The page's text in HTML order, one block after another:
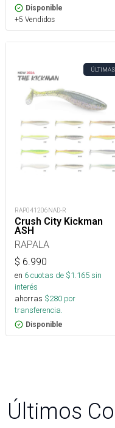
Disponible
+5 Vendidos
ÚLTIMAS
RAP041206NAD-R
Crush City Kickman
ASH
RAPALA
$ 6.990
en 6cuotas de $1.165sin
interés
ahorras $280 por
transferencia.
Disponible
Últimos